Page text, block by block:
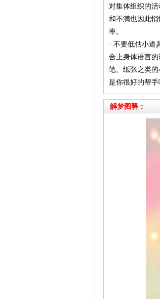
对集体组织的
和不满也因此
率。
· 不要低估小道
合上身体语言
笔、纸张之类
是你很好的帮手
解梦图释：